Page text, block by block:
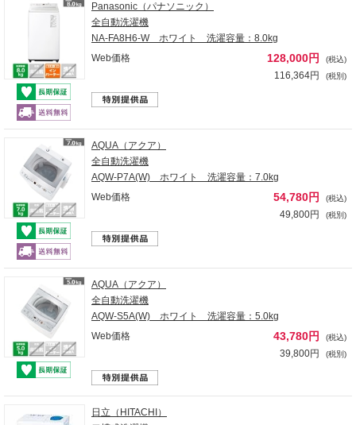
Panasonic（パナソニック）
全自動洗濯機
NA-FA8H6-W ホワイト 洗濯容量：8.0kg
Web価格
128,000円 (税込)
116,364円 (税別)
AQUA（アクア）
全自動洗濯機
AQW-P7A(W) ホワイト 洗濯容量：7.0kg
Web価格
54,780円 (税込)
49,800円 (税別)
AQUA（アクア）
全自動洗濯機
AQW-S5A(W) ホワイト 洗濯容量：5.0kg
Web価格
43,780円 (税込)
39,800円 (税別)
日立（HITACHI）